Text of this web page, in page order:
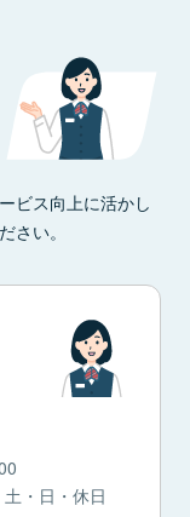
ビス向上に活かし
さい。
・日・休日